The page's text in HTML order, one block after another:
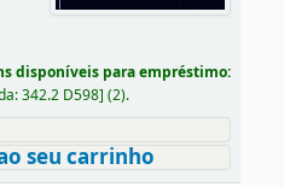
disponíveis para empréstimo:
342.2 D598] (2).
seu carrinho